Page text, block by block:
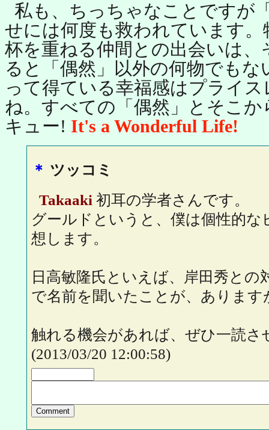
私も、ちっちゃなことですが
せには何度も救われています
杯を重ねる仲間との出会いは
ると「偶然」以外の何物でも
って得ている幸福感はプライ
ね。すべての「偶然」とそこ
キュー! It's a Wonderful Life!
＊ ツッコミ
Takaaki 初耳の学者さんです。
グールドというと、僕は個性的な
想します。
日高敏隆氏といえば、岸田秀との
で名前を聞いたことが、あります
触れる機会があれば、ぜひ一読
(2013/03/20 12:00:58)